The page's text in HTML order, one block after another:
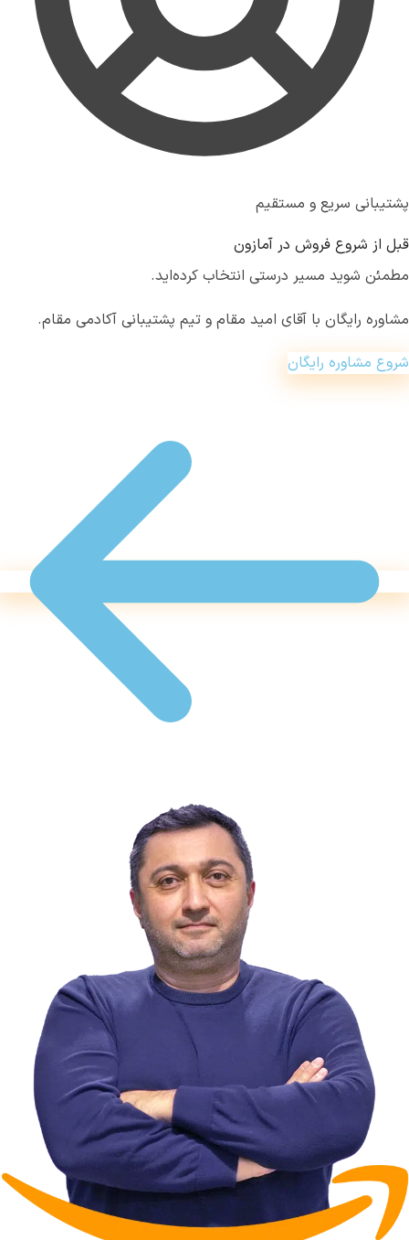
با آقای امید مقام و تیم پشتیبانی.
شروع مشاوره رایگان
پشتیبانی سریع و مستقیم
قبل از شروع فروش در آمازون
مطمئن شوید مسیر درستی انتخاب کرده‌اید.
مشاوره رایگان با آقای امید مقام و تیم پشتیبانی آکادمی مقام.
شروع مشاوره رایگان